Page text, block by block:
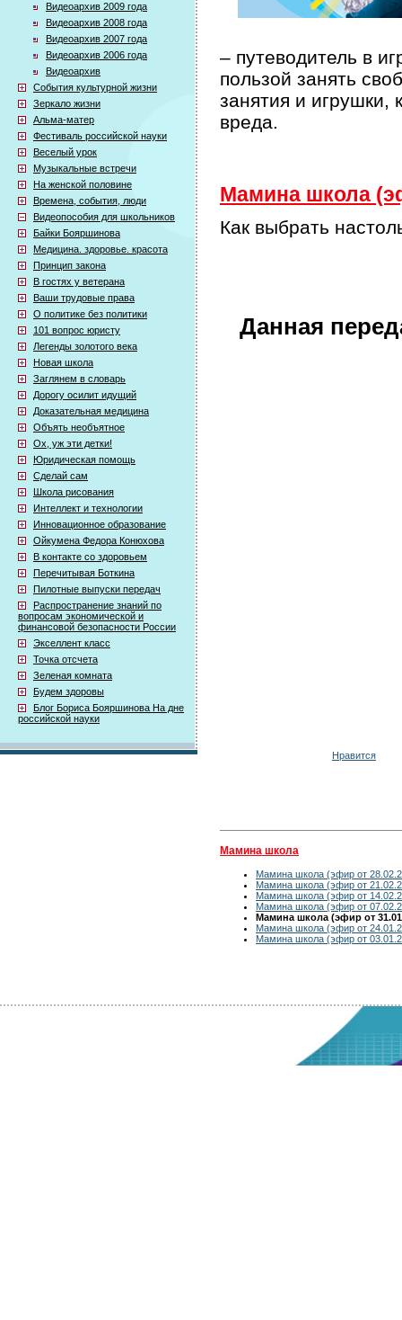
Видеоархив 2009 года
Видеоархив 2008 года
Видеоархив 2007 года
Видеоархив 2006 года
Видеоархив
События культурной жизни
Зеркало жизни
Альма-матер
Фестиваль российской науки
Веселый урок
Музыкальные встречи
На женской половине
Времена, события, люди
Видеопособия для школьников
Байки Бояршинова
Медицина. здоровье. красота
Принцип закона
В гостях у ветерана
Ваши трудовые права
О политике без политики
101 вопрос юристу
Легенды золотого века
Новая школа
Заглянем в словарь
Дорогу осилит идущий
Доказательная медицина
Объять необъятное
Ох, уж эти детки!
Юридическая помощь
Сделай сам
Школа рисования
Интеллект и технологии
Инновационное образование
Ойкумена Федора Конюхова
В контакте со здоровьем
Перечитывая Боткина
Пилотные выпуски передач
Распространение знаний по
вопросам экономической и
финансовой безопасности России
Экселлент класс
Точка отсчета
Зеленая комната
Будем здоровы
Блог Бориса Бояршинова На дне
российской науки
– путеводитель в
пользой занять
занятия и игрушки,
вреда.
Мамина школа
Как выбрать
Данная
Нравится
Мамина школа
Мамина школа (эфир от
Мамина школа (эфир от
Мамина школа (эфир от
Мамина школа (эфир от
Мамина школа (эфир от
Мамина школа (эфир от
Мамина школа (эфир от